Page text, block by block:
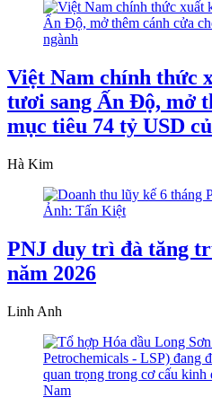
Việt Nam chính thức
tươi sang Ấn Độ, mở
mục tiêu 74 tỷ USD
Hà Kim
PNJ duy trì đà tăng
năm 2026
Linh Anh